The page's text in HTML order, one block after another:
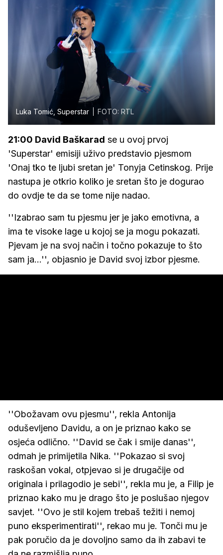
Luka Tomić, Superstar FOTO: RTL
21:00 David Baškarad se u ovoj prvoj
'Superstar' emisiji uživo predstavio pjesmom
'Onaj tko te ljubi sretan je' Tonyja Cetinskog. Prije
nastupa je otkrio koliko je sretan što je dogurao
do ovdje te da se tome nije nadao.
''Izabrao sam tu pjesmu jer je jako emotivna, a
ima te visoke lage u kojoj se ja mogu pokazati.
Pjevam je na svoj način i točno pokazuje to što
sam ja...'', objasnio je David svoj izbor pjesme.
''Obožavam ovu pjesmu'', rekla Antonija
oduševljeno Davidu, a on je priznao kako se
osjeća odlično. ''David se čak i smije danas'',
odmah je primijetila Nika. ''Pokazao si svoj
raskošan vokal, otpjevao si je drugačije od
originala i prilagodio je sebi'', rekla mu je, a Filip je
priznao kako mu je drago što je poslušao njegov
savjet. ''Ovo je stil kojem trebaš težiti i nemoj
puno eksperimentirati'', rekao mu je. Tonči mu je
pak poručio da je dovoljno samo da ih zabavi te